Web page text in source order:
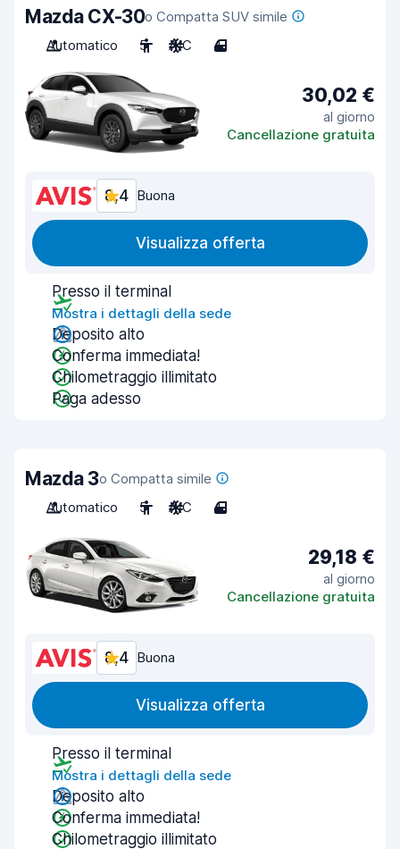
Mazda CX-30o Compatta SUV simile
Automatico
5 A/C 4
30,02 €
al giorno
Cancellazione gratuita
8,4 Buona
Visualizza offerta
Presso il terminal
Mostra i dettagli della sede
Deposito alto
Conferma immediata!
Chilometraggio illimitato
Paga adesso
Mazda 3o Compatta simile
Automatico
5 A/C 4
29,18 €
al giorno
Cancellazione gratuita
8,4 Buona
Visualizza offerta
Presso il terminal
Mostra i dettagli della sede
Deposito alto
Conferma immediata!
Chilometraggio illimitato